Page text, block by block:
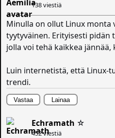
138 viestiä
Minulla on ollut Linux monta
tyytyväinen. Erityisesti
jolla voi tehä kaikkea
Luin internetistä, että Linux-
trendi.
Vastaa Lainaa
Echramath ☆
452 viestiä